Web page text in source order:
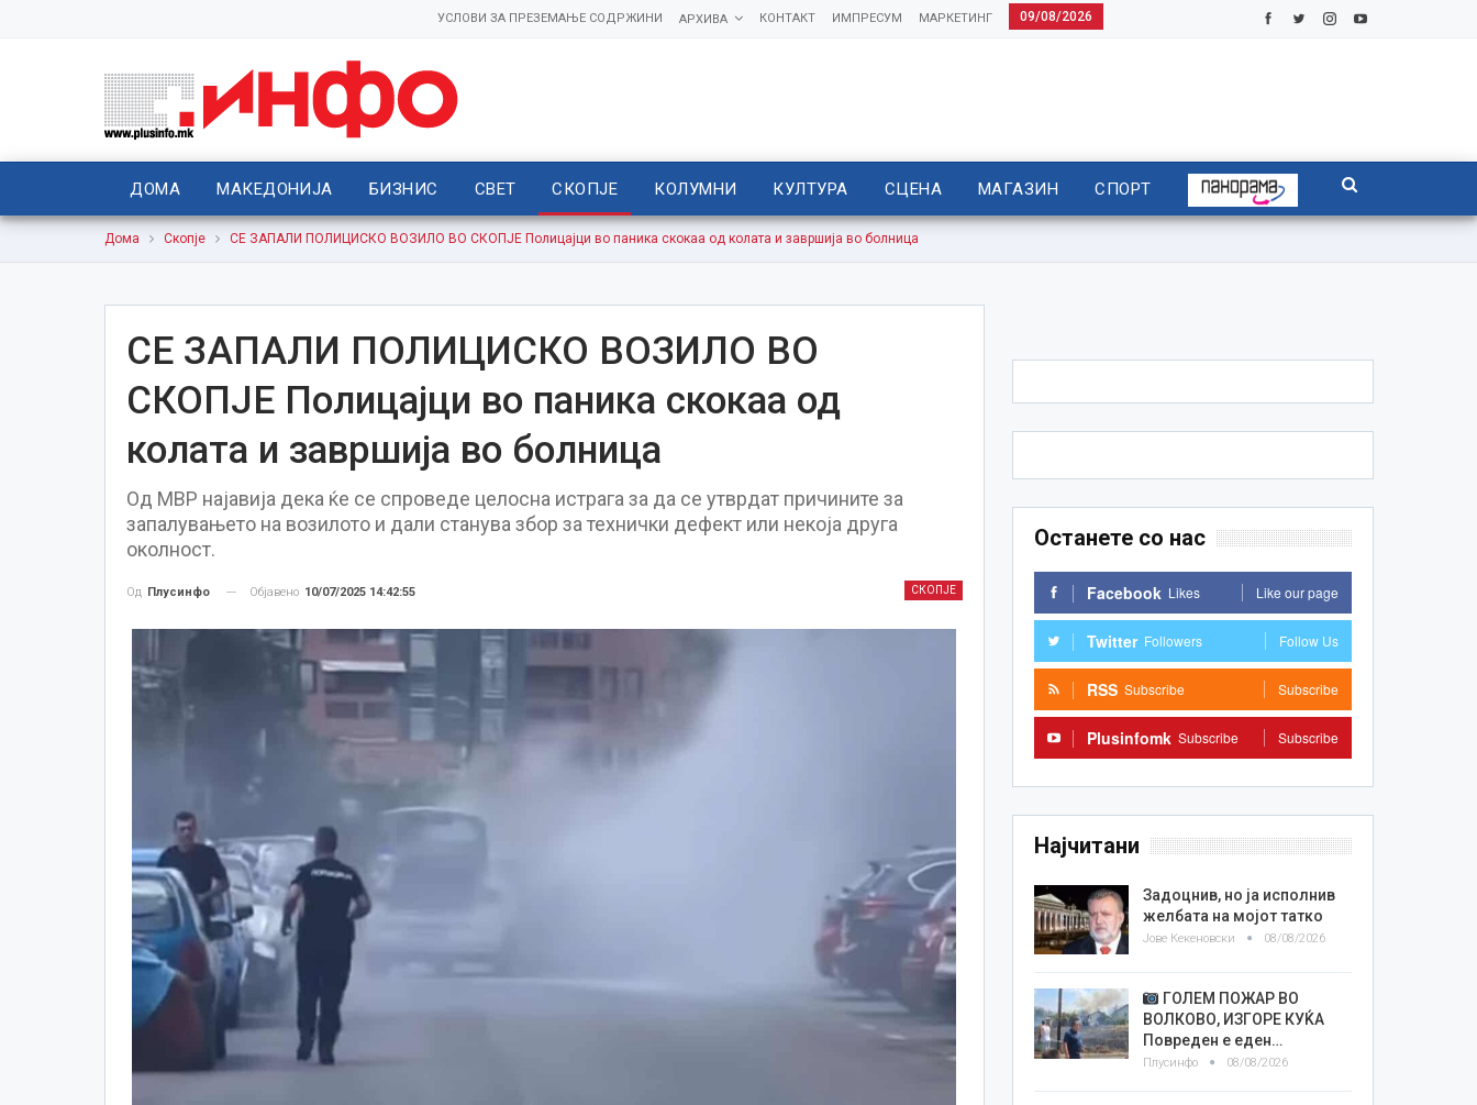
09/08/2026
МАРКЕТИНГ
ИМПРЕСУМ
КОНТАКТ
АРХИВА
УСЛОВИ ЗА ПРЕЗЕМАЊЕ СОДРЖИНИ
ДОМА МАКЕДОНИЈА БИЗНИС СВЕТ СКОПЈЕ КОЛУМНИ КУЛТУРА СЦЕНА МАГАЗИН СПОРТ
Дома Скопје СЕ ЗАПАЛИ ПОЛИЦИСКО ВОЗИЛО ВО СКОПЈЕ Полицајци во паника скокаа од колата и завршија во болница
СЕ ЗАПАЛИ ПОЛИЦИСКО ВОЗИЛО ВО
СКОПЈЕ Полицајци во паника скокаа од
колата и завршија во болница
Од МВР најавија дека ќе се спроведе целосна истрага за да се утврдат причините за
запалувањето на возилото и дали станува збор за технички дефект или некоја друга
околност.
СКОПЈЕ
Од Плусинфо Објавено 10/07/2025 14:42:55
Останете со нас
Facebook Likes Like our page
Twitter Followers Follow Us
RSS Subscribe Subscribe
Plusinfomk Subscribe Subscribe
Најчитани
Задоцнив, но ја исполнив
желбата на мојот татко
Јове Кекеновски 08/08/2026
ГОЛЕМ ПОЖАР ВО
ВОЛКОВО, ИЗГОРЕ КУЌА
Повреден е еден…
Плусинфо 08/08/2026